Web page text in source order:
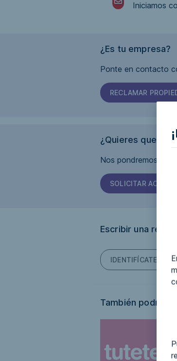
Iniciamos
¿Es tu empresa?
Ponte en contacto
RECLAMAR
¿Quieres que
Nos pondremos en
SOLICITAR
Escribir una reseña
IDENTIFÍCATE
También podría